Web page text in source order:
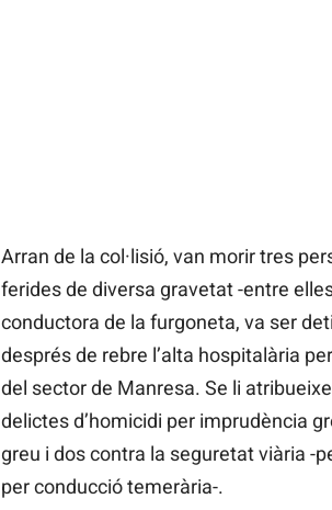
Arran de la col·lisió, van morir tres
ferides de diversa gravetat -entre
conductora de la furgoneta, va ser
després de rebre l’alta hospitalària
del sector de Manresa. Se li
delictes d’homicidi per imprudència
greu i dos contra la seguretat viària -
per conducció temerària-.